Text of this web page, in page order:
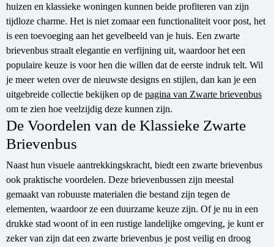
huizen en klassieke woningen kunnen beide profiteren van zijn
tijdloze charme. Het is niet zomaar een functionaliteit voor post, het
is een toevoeging aan het gevelbeeld van je huis. Een zwarte
brievenbus straalt elegantie en verfijning uit, waardoor het een
populaire keuze is voor hen die willen dat de eerste indruk telt. Wil
je meer weten over de nieuwste designs en stijlen, dan kan je een
uitgebreide collectie bekijken op de pagina van Zwarte brievenbus
om te zien hoe veelzijdig deze kunnen zijn.
De Voordelen van de Klassieke Zwarte
Brievenbus
Naast hun visuele aantrekkingskracht, biedt een zwarte brievenbus
ook praktische voordelen. Deze brievenbussen zijn meestal
gemaakt van robuuste materialen die bestand zijn tegen de
elementen, waardoor ze een duurzame keuze zijn. Of je nu in een
drukke stad woont of in een rustige landelijke omgeving, je kunt er
zeker van zijn dat een zwarte brievenbus je post veilig en droog